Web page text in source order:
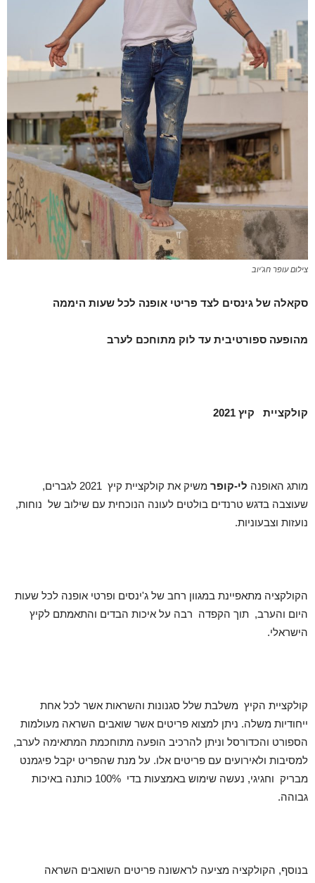
צילום עופר חג'יוב
סקאלה של גינסים לצד פריטי אופנה לכל שעות היממה
מהופעה ספורטיבית עד לוק מתוחכם לערב
קולקציית קיץ 2021
מותג האופנה לי-קופר
משיק את קולקציית קיץ 2021 לגברים,
שעוצבה בדגש טרנדים בולטים לעונה הנוכחית עם שילוב של נוחות,
נועזות וצבעוניות.
הקולקציה מתאפיינת במגוון רחב של ג'ינסים ופרטי אופנה לכל שעות
היום והערב, תוך הקפדה רבה על איכות הבדים והתאמתם לקיץ
הישראלי.
קולקציית הקיץ משלבת שלל סגנונות והשראות אשר לכל אחת
ייחודיות משלה. ניתן למצוא פריטים אשר שואבים השראה מעולמות
הספורט והכדורסל וניתן להרכיב הופעה מתוחכמת המתאימה לערב,
למסיבות ולאירועים עם פריטים אלו. על מנת שהפריט יקבל פיגמנט
מבריק וחגיגי, נעשה שימוש באמצעות בדי 100% כותנה באיכות
גבוהה.
בנוסף, הקולקציה מציעה לראשונה פריטים השואבים השראה